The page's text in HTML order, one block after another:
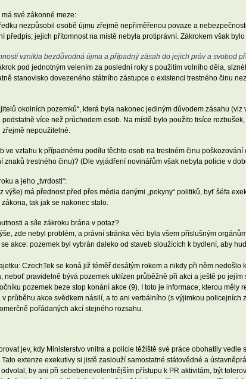
své zákonné meze:
nezpůsobil osobě újmu zřejmě nepřiměřenou povaze a
jejich přítomnost na místě nebyla protiprávní. Zákrokem však
vznikla bezdůvodná újma a případný zásah do jejich práv a svobod
pod jednotným velením za poslední roky s použitím volního děla,
stanovisko dovezeného státního zástupce o existenci trestného činu
okolních pozemků“, která byla nakonec jediným důvodem zásahu
více než průchodem osob. Na místě bylo použito tisíce
zřejmě nepoužitelné.
vztahu k případnému podílu těchto osob na trestném činu
trestného činu)? (Dle vyjádření novinářům však nebyla policie v
a jeho „tvrdosti“:
má přednost před přes média danými „pokyny“ politiků, byť šéfa
tak jak se nakonec stalo.
a síle zákroku brána v potaz?
zde nebyl problém, a právní stránka věci byla všem příslušným
akce: pozemek byl vybrán daleko od staveb sloužících k bydlení, aby
CzechTek se koná již téměř desátým rokem a nikdy při něm
pravidelně bývá pozemek uklízen průběžně při akci a ještě po
pozemek beze stop konání akce (9). I toto je informace, kterou měly
průběhu akce svědkem násilí, a to ani verbálního (s výjimkou policejních
pořádaných akcí stejného rozsahu.
jev, kdy Ministerstvo vnitra a policie těžiště své práce obohatily
extenze exekutivy si jistě zaslouží samostatné státovědné a
by ani při sebebenevolentnějším přístupu k PR aktivitám, být